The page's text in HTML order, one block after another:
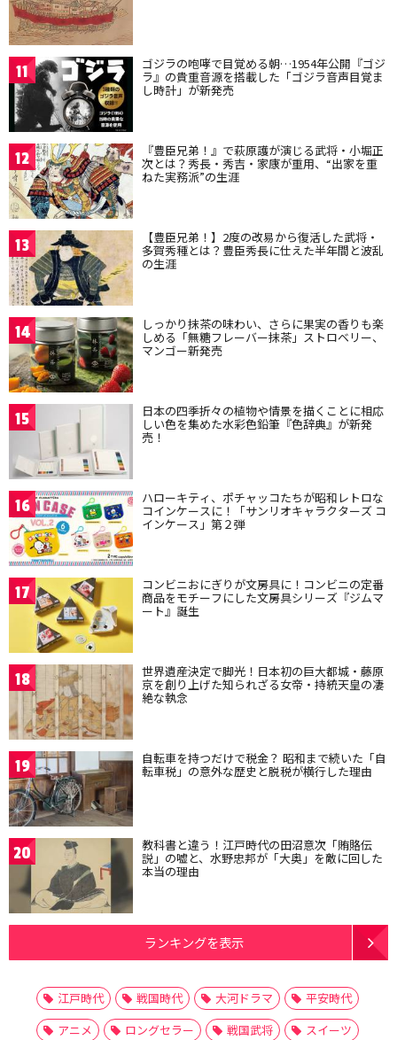
11 ゴジラの咆哮で目覚める朝…1954年公開『ゴジ
ラ』の貴重音源を搭載した「ゴジラ音声目覚ま
し時計」が新発売
12 『豊臣兄弟！』で萩原護が演じる武将・小堀正
次とは？秀長・秀吉・家康が重用、“出家を重
ねた実務派”の生涯
13 【豊臣兄弟！】2度の改易から復活した武将・
多賀秀種とは？豊臣秀長に仕えた半年間と波乱
の生涯
14 しっかり抹茶の味わい、さらに果実の香りも楽
しめる「無糖フレーバー抹茶」ストロベリー、
マンゴー新発売
15 日本の四季折々の植物や情景を描くことに相応
しい色を集めた水彩色鉛筆『色辞典』が新発
売！
16 ハローキティ、ポチャッコたちが昭和レトロな
コインケースに！「サンリオキャラクターズ コ
インケース」第２弾
17 コンビニおにぎりが文房具に！コンビニの定番
商品をモチーフにした文房具シリーズ『ジムマ
ート』誕生
18 世界遺産決定で脚光！日本初の巨大都城・藤原
京を創り上げた知られざる女帝・持統天皇の凄
絶な執念
19 自転車を持つだけで税金？ 昭和まで続いた「自
転車税」の意外な歴史と脱税が横行した理由
20 教科書と違う！江戸時代の田沼意次「賄賂伝
説」の嘘と、水野忠邦が「大奥」を敵に回した
本当の理由
ランキングを表示
江戸時代 戦国時代 大河ドラマ
平安時代
アニメ
ロングセラー 戦国武将
スイーツ